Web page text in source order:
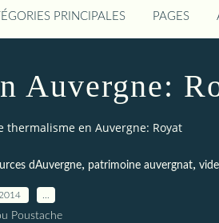
PRINCIPALES PAGES
Auvergne:
thermalisme en Auvergne: Royat
dAuvergne, patrimoine auvergnat,
Poustache